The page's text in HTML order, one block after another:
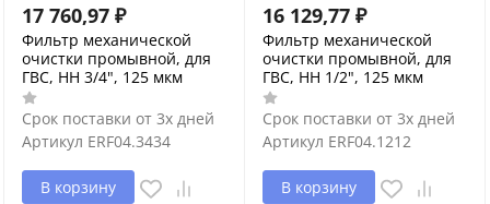
17 760,97 ₽
Фильтр механической
очистки промывной, для
ГВС, НН 3/4", 125 мкм
Срок поставки от 3х дней
Артикул ERF04.3434
В корзину
16 129,77 ₽
Фильтр механической
очистки промывной, для
ГВС, НН 1/2", 125 мкм
Срок поставки от 3х дней
Артикул ERF04.1212
В корзину